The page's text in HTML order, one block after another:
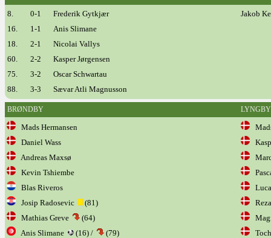
8. 0-1 Frederik Gytkjær
Jakob
16.
1-1
Anis Slimane
18.
2-1
Nicolai Vallys
60.
2-2
Kasper Jørgensen
75.
3-2
Oscar Schwartau
88.
3-3 Sævar Atli Magnusson
BRØNDBY LYNGBY
Mads Hermansen
Daniel Wass
Andreas Maxsø
Kevin Tshiembe
Blas Riveros
Josip Radosevic
(81)
Mathias Greve
(64)
Anis Slimane
(16) / (79)